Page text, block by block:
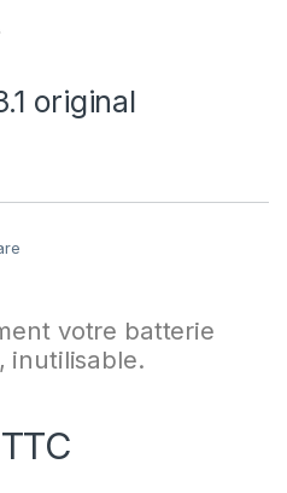
original
votre batterie
inutilisable.
TTC